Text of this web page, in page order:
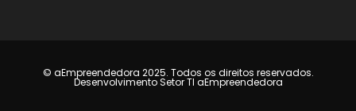
© aEmpreendedora 2025. Todos os direitos reservados.
Desenvolvimento Setor TI aEmpreendedora